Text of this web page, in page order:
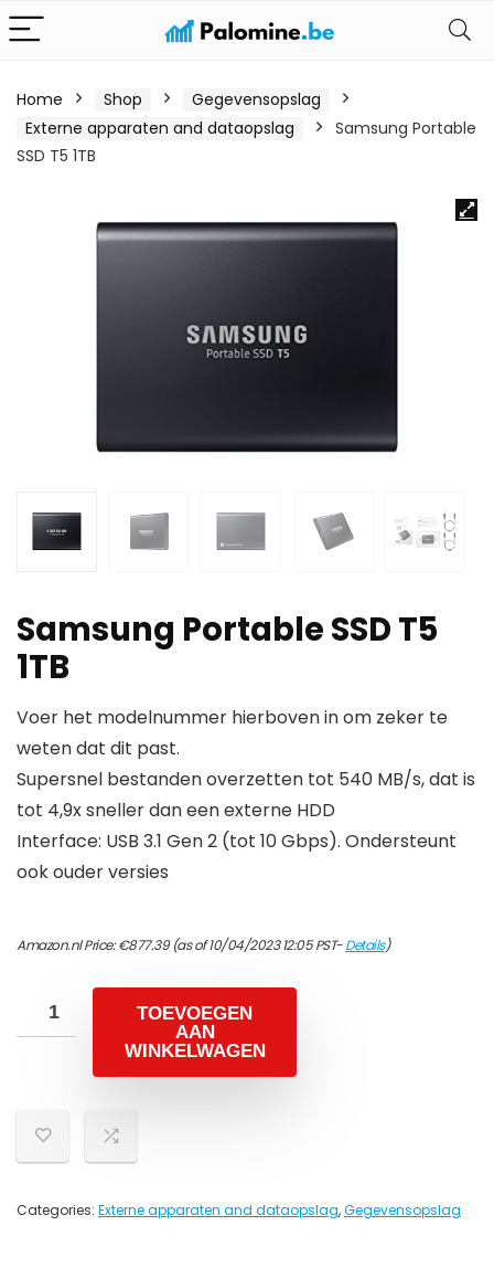
Home Shop
Gegevensopslag
Externe apparaten and dataopslag
Samsung Portable
SSD T5 1TB
Samsung Portable SSD T5
1TB
Voer het modelnummer hierboven in om zeker te
weten dat dit past.
Supersnel bestanden overzetten tot 540 MB/s, dat is
tot 4,9x sneller dan een externe HDD
Interface: USB 3.1 Gen 2 (tot 10 Gbps). Ondersteunt
ook ouder versies
Amazon.nl Price:€877.39(as of 10/04/2023 12:05 PST-Details)
TOEVOEGEN
AAN
WINKELWAGEN
Categories: Externe apparaten and dataopslag,Gegevensopslag